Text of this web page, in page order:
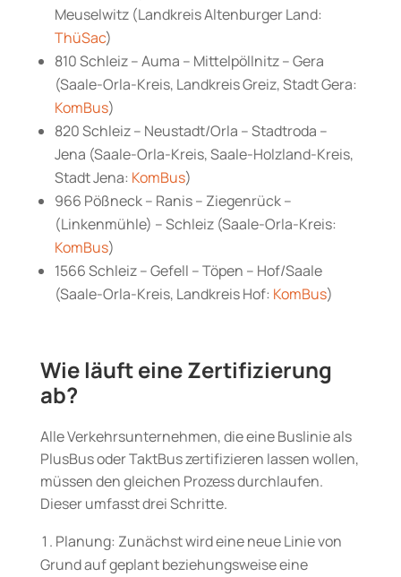
Meuselwitz (Landkreis Altenburger Land:
ThüSac)
810 Schleiz – Auma – Mittelpöllnitz – Gera
(Saale-Orla-Kreis, Landkreis Greiz, Stadt Gera:
KomBus)
820 Schleiz – Neustadt/Orla – Stadtroda –
Jena (Saale-Orla-Kreis, Saale-Holzland-Kreis,
Stadt Jena: KomBus)
966 Pößneck – Ranis – Ziegenrück –
(Linkenmühle) – Schleiz (Saale-Orla-Kreis:
KomBus)
1566 Schleiz – Gefell – Töpen – Hof/Saale
(Saale-Orla-Kreis, Landkreis Hof: KomBus)
Wie läuft eine Zertifizierung
ab?
Alle Verkehrsunternehmen, die eine Buslinie als
PlusBus oder TaktBus zertifizieren lassen wollen,
müssen den gleichen Prozess durchlaufen.
Dieser umfasst drei Schritte.
Planung: Zunächst wird eine neue Linie von
Grund auf geplant beziehungsweise eine